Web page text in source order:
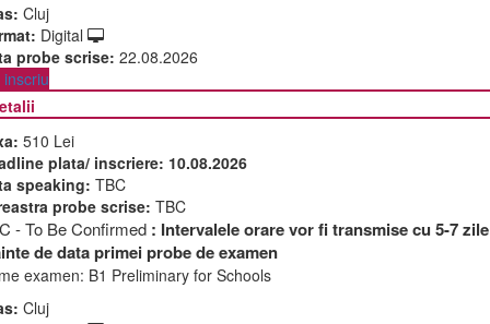
Cluj
Digital
probe scrise: 22.08.2026
510 Lei
plata/ inscriere: 10.08.2026
speaking: TBC
probe scrise: TBC
- To Be Confirmed : Intervalele orare vor fi transmise cu 5-7 zile
de data primei probe de examen
examen: B1 Preliminary for Schools
Cluj